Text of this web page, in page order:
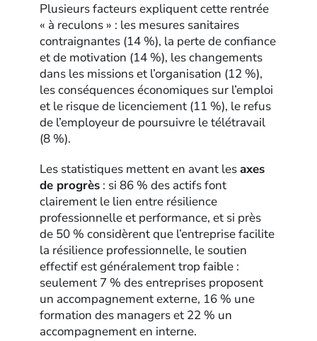
Plusieurs facteurs expliquent cette rentrée
« à reculons » : les mesures sanitaires
contraignantes (14 %), la perte de confiance
et de motivation (14 %), les changements
dans les missions et l’organisation (12 %),
les conséquences économiques sur l’emploi
et le risque de licenciement (11 %), le refus
de l’employeur de poursuivre le télétravail
(8 %).
Les statistiques mettent en avant lesaxes
de progrès : si 86 % des actifs font
clairement le lien entre résilience
professionnelle et performance, et si près
de 50 % considèrent que l’entreprise facilite
la résilience professionnelle, le soutien
effectif est généralement trop faible :
seulement 7 % des entreprises proposent
un accompagnement externe, 16 % une
formation des managers et 22 % un
accompagnement en interne.